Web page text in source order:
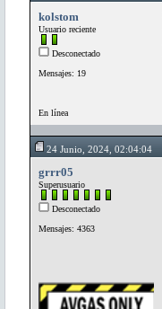
kolstom
Usuario reciente
Desconectado
Mensajes: 19
En línea
24 Junio, 2024, 02:04:04
grrr05
Superusuario
Desconectado
Mensajes: 4363